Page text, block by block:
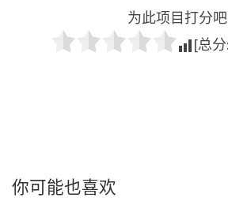
为此项目打分吧
[总分:
你可能也喜欢